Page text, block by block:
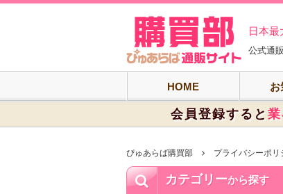
日本最
公式通
HOME お
会員登録すると
ぴゅあらば購買部 プライバシーポリ
カテゴリーから探す